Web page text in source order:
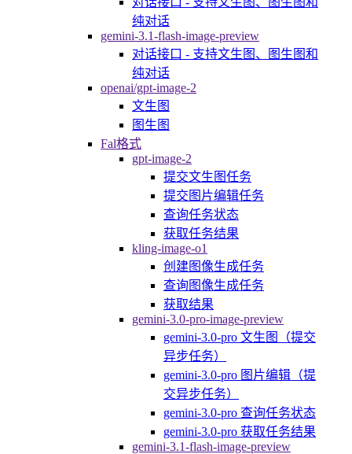
纯对话
gemini-3.1-flash-image-preview
对话接口 - 支持文生图、图生图和
纯对话
openai/gpt-image-2
文生图
图生图
Fal格式
gpt-image-2
提交文生图任务
提交图片编辑任务
查询任务状态
获取任务结果
kling-image-o1
创建图像生成任务
查询图像生成任务
获取结果
gemini-3.0-pro-image-preview
gemini-3.0-pro 文生图（提交
异步任务）
gemini-3.0-pro 图片编辑（提
交异步任务）
gemini-3.0-pro 查询任务状态
gemini-3.0-pro 获取任务结果
gemini-3.1-flash-image-preview